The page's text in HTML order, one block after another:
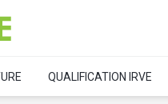
QUALIFICATION IRVE